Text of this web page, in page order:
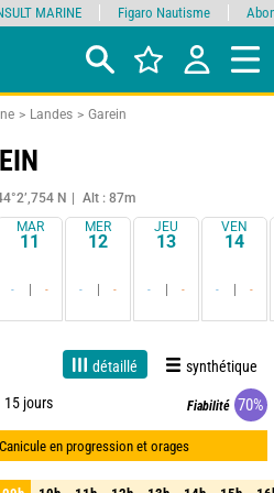
Landes Garein
N Alt : 87m
MAR
11
- -
MER
12
- -
JEU
13
- -
VEN
14
- -
détaillé synthétique
15 jours Fiabilité 70%
Canicule en progression et orages
MARINE Figaro Nautisme